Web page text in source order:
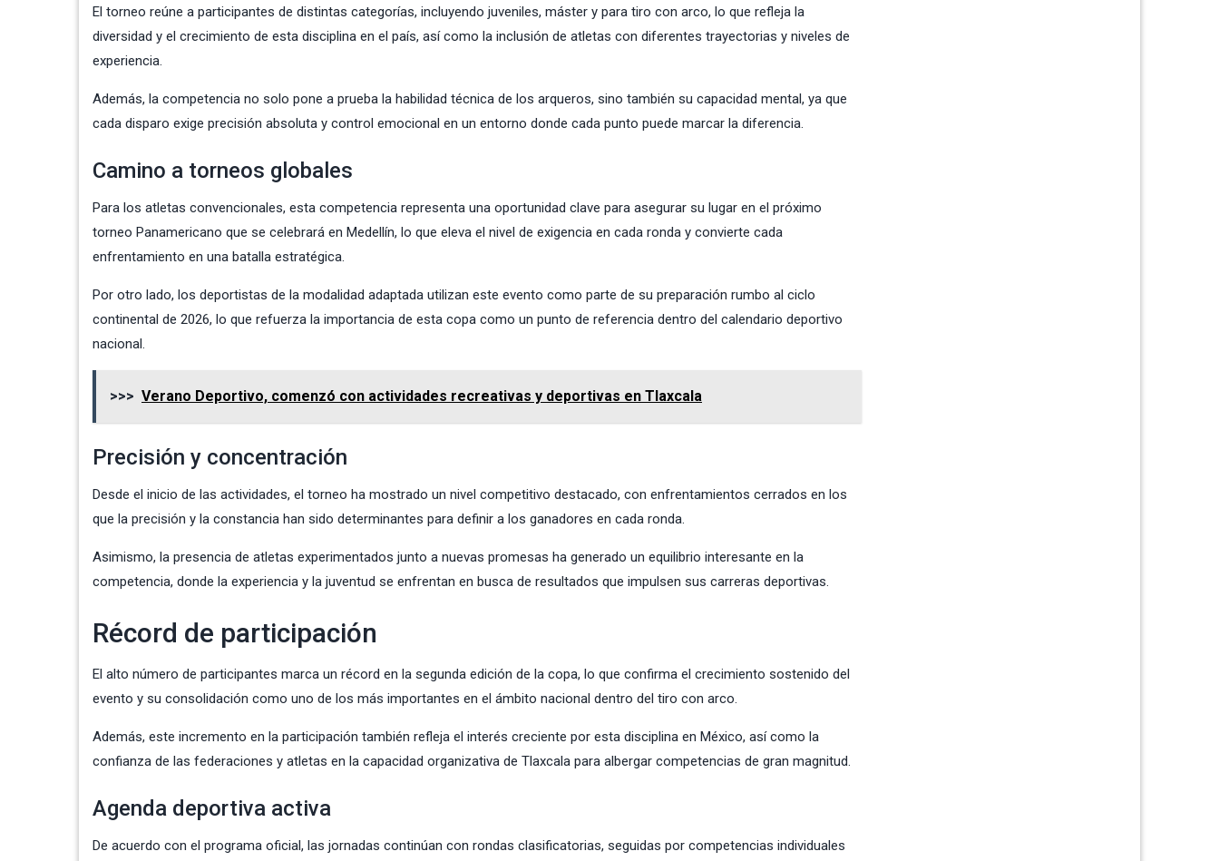
El torneo reúne a participantes de distintas categorías, incluyendo juveniles, máster y para tiro con arco, lo que refleja la
diversidad y el crecimiento de esta disciplina en el país, así como la inclusión de atletas con diferentes trayectorias y niveles de
experiencia.
Además, la competencia no solo pone a prueba la habilidad técnica de los arqueros, sino también su capacidad mental, ya que
cada disparo exige precisión absoluta y control emocional en un entorno donde cada punto puede marcar la diferencia.
Camino a torneos globales
Para los atletas convencionales, esta competencia representa una oportunidad clave para asegurar su lugar en el próximo
torneo Panamericano que se celebrará en Medellín, lo que eleva el nivel de exigencia en cada ronda y convierte cada
enfrentamiento en una batalla estratégica.
Por otro lado, los deportistas de la modalidad adaptada utilizan este evento como parte de su preparación rumbo al ciclo
continental de 2026, lo que refuerza la importancia de esta copa como un punto de referencia dentro del calendario deportivo
nacional.
>>> Verano Deportivo, comenzó con actividades recreativas y deportivas en Tlaxcala
Precisión y concentración
Desde el inicio de las actividades, el torneo ha mostrado un nivel competitivo destacado, con enfrentamientos cerrados en los
que la precisión y la constancia han sido determinantes para definir a los ganadores en cada ronda.
Asimismo, la presencia de atletas experimentados junto a nuevas promesas ha generado un equilibrio interesante en la
competencia, donde la experiencia y la juventud se enfrentan en busca de resultados que impulsen sus carreras deportivas.
Récord de participación
El alto número de participantes marca un récord en la segunda edición de la copa, lo que confirma el crecimiento sostenido del
evento y su consolidación como uno de los más importantes en el ámbito nacional dentro del tiro con arco.
Además, este incremento en la participación también refleja el interés creciente por esta disciplina en México, así como la
confianza de las federaciones y atletas en la capacidad organizativa de Tlaxcala para albergar competencias de gran magnitud.
Agenda deportiva activa
De acuerdo con el programa oficial, las jornadas continúan con rondas clasificatorias, seguidas por competencias individuales